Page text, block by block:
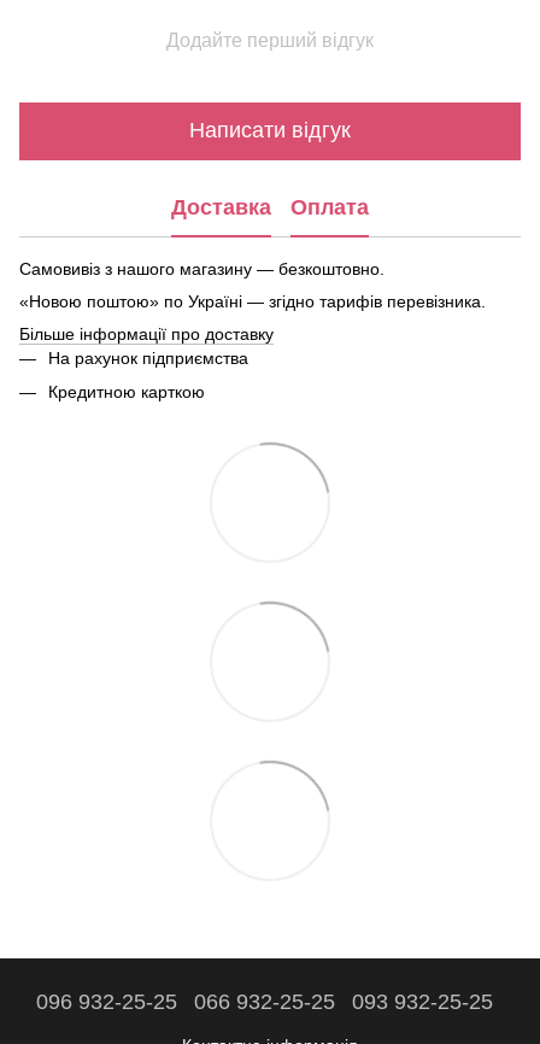
Додайте перший відгук
Написати відгук
Доставка Оплата
Самовивіз з нашого магазину — безкоштовно.
«Новою поштою» по Україні — згідно тарифів перевізника.
Більше інформації про доставку
На рахунок підприємства
Кредитною карткою
096 932-25-25 066 932-25-25 093 932-25-25